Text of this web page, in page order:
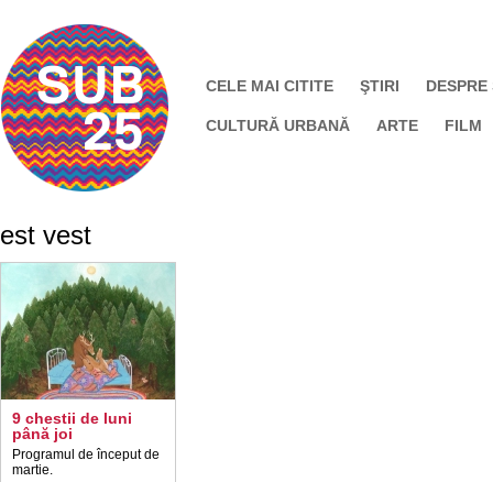
CELE MAI CITITE ŞTIRI DESPRE
CULTURĂ URBANĂ ARTE FILM
est vest
9 chestii de luni
până joi
Programul de început de
martie.